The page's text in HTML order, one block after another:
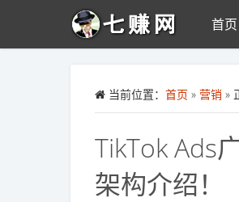
首页
当前位置： 首页 » 营销 »
TikTok Ads
架构介绍！